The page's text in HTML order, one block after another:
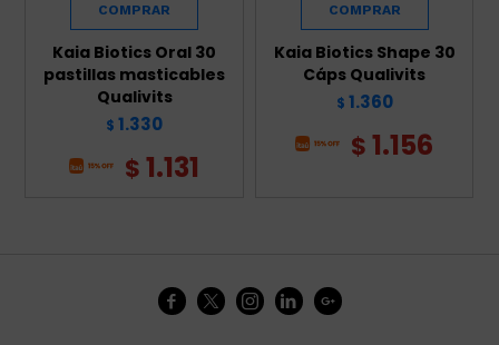
Kaia Biotics Oral 30
pastillas masticables
Qualivits
$ 1.330
$1.131
Kaia Biotics Shape 30
Cáps Qualivits
$ 1.360
$1.156
    